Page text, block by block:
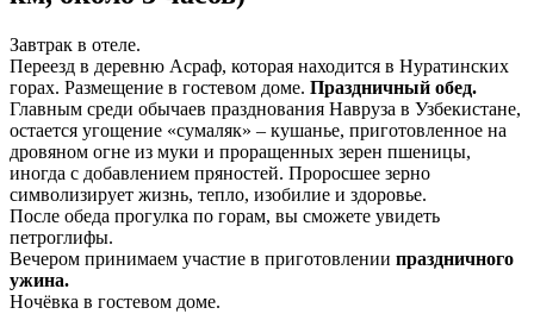
Завтрак в отеле.
Переезд в деревню Асраф, которая находится в Нуратинских
горах. Размещение в гостевом доме. Праздничный обед.
Главным среди обычаев празднования Навруза в Узбекистане,
остается угощение «сумаляк» – кушанье, приготовленное на
дровяном огне из муки и проращенных зерен пшеницы,
иногда с добавлением пряностей. Проросшее зерно
символизирует жизнь, тепло, изобилие и здоровье.
После обеда прогулка по горам, вы сможете увидеть
петроглифы.
Вечером принимаем участие в приготовлении праздничного
ужина.
Ночёвка в гостевом доме.